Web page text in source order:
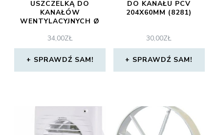
USZCZELKĄ DO
KANAŁÓW
WENTYLACYJNYCH Ø
34,00ZŁ
SPRAWDŹ SAM!
DO KANAŁU PCV
204X60MM (8281)
30,00ZŁ
SPRAWDŹ SAM!